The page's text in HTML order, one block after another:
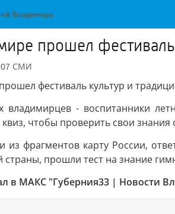
прошел
СМИ
фестиваль культур и
- воспитанники
чтобы проверить свои
из фрагментов карту России,
прошли тест на знание
в МАКС "Губерния33 | Новости